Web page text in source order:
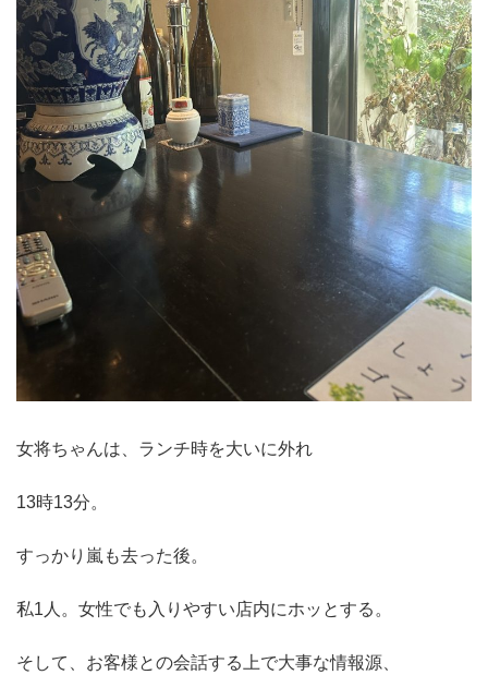
女将ちゃんは、ランチ時を大いに外れ
13時13分。
すっかり嵐も去った後。
私1人。女性でも入りやすい店内にホッとする。
そして、お客様との会話する上で大事な情報源、